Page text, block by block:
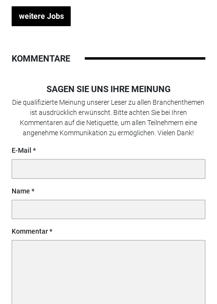
weitere Jobs
KOMMENTARE
SAGEN SIE UNS IHRE MEINUNG
Die qualifizierte Meinung unserer Leser zu allen Branchenthemen
ist ausdrücklich erwünscht. Bitte achten Sie bei Ihren
Kommentaren auf die Netiquette, um allen Teilnehmern eine
angenehme Kommunikation zu ermöglichen. Vielen Dank!
E-Mail
Name
Kommentar